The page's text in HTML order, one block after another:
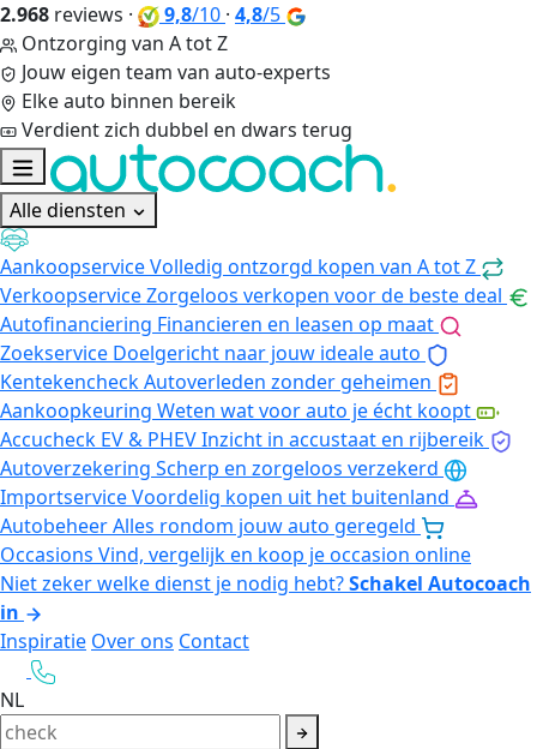
2.968 reviews · 9,8/10 · 4,8/5
Ontzorging van A tot Z
Jouw eigen team van auto-experts
Elke auto binnen bereik
Verdient zich dubbel en dwars terug
Alle diensten
AankoopserviceVolledig ontzorgd kopen van A tot Z
VerkoopserviceZorgeloos verkopen voor de beste deal
Autofinanciering Financieren en leasen op maat
Zoekservice Doelgericht naar jouw ideale auto
KentekencheckAutoverleden zonder geheimen
Aankoopkeuring Weten wat voor auto je écht koopt
Accucheck EV & PHEVInzicht in accustaat en rijbereik
Autoverzekering Scherp en zorgeloos verzekerd
ImportserviceVoordelig kopen uit het buitenland
AutobeheerAlles rondom jouw auto geregeld
Occasions Vind, vergelijk en koop je occasion online
Niet zeker welke dienst je nodig hebt?Schakel Autocoach
in
Inspiratie Over ons Contact
NL